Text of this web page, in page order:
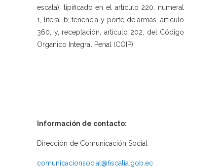
escala), tipificado en el artículo 220, numeral
1, literal b; tenencia y porte de armas, artículo
360; y, receptación, artículo 202; del Código
Orgánico Integral Penal (COIP).
Información de contacto:
Dirección de Comunicación Social
comunicacionsocial@fiscalia.gob.ec